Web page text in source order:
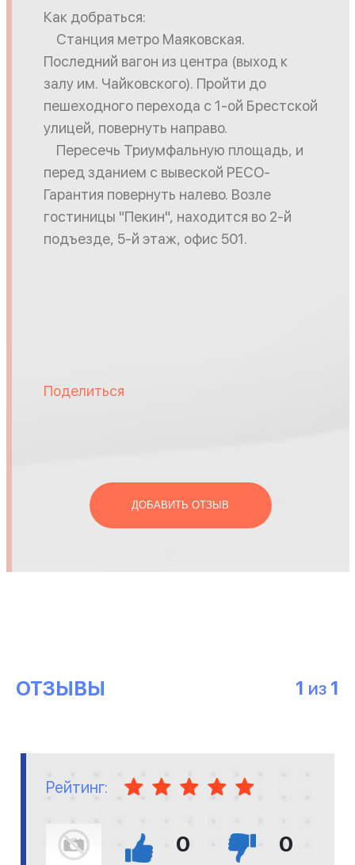
Как добраться:
Станция метро Маяковская.
Последний вагон из центра (выход к
залу им. Чайковского). Пройти до
пешеходного перехода с 1-ой Брестской
улицей, повернуть направо.
Пересечь Триумфальную площадь, и
перед зданием с вывеской РЕСО-
Гарантия повернуть налево. Возле
гостиницы "Пекин", находится во 2-й
подъезде, 5-й этаж, офис 501.
Поделиться
ДОБАВИТЬ ОТЗЫВ
ОТЗЫВЫ 1 ИЗ 1
Рейтинг:
0 0